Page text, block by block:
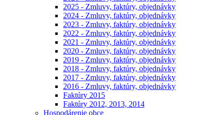
2025 - Zmluvy, faktúry, objednávky
2024 - Zmluvy, faktúry, objednávky
2023 - Zmluvy, faktúry, objednávky
2022 - Zmluvy, faktúry, objednávky
2021 - Zmluvy, faktúry, objednávky
2020 - Zmluvy, faktúry, objednávky
2019 - Zmluvy, faktúry, objednávky
2018 - Zmluvy, faktúry, objednávky
2017 - Zmluvy, faktúry, objednávky
2016 - Zmluvy, faktúry, objednávky
Faktúry 2015
Faktúry 2012, 2013, 2014
Hospodárenie obce